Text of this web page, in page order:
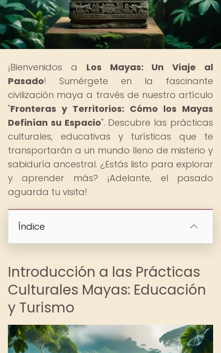
¡Bienvenidos a Los Mayas: Un Viaje al
Pasado! Sumérgete en la fascinante
civilización maya a través de nuestro artículo
"Fronteras y Territorios: Cómo los Mayas
Definían su Espacio". Descubre las prácticas
culturales, educativas y turísticas que te
transportarán a un mundo lleno de misterio y
sabiduría ancestral. ¿Estás listo para explorar
y aprender más? ¡Adelante, el pasado
aguarda tu visita!
Índice
Introducción a las Prácticas
Culturales Mayas: Educación
y Turismo